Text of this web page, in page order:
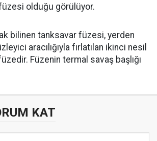
olduğu görülüyor.
bilinen tanksavar füzesi, yerden
aracılığıyla fırlatılan ikinci nesil
Füzenin termal savaş başlığı
KAT